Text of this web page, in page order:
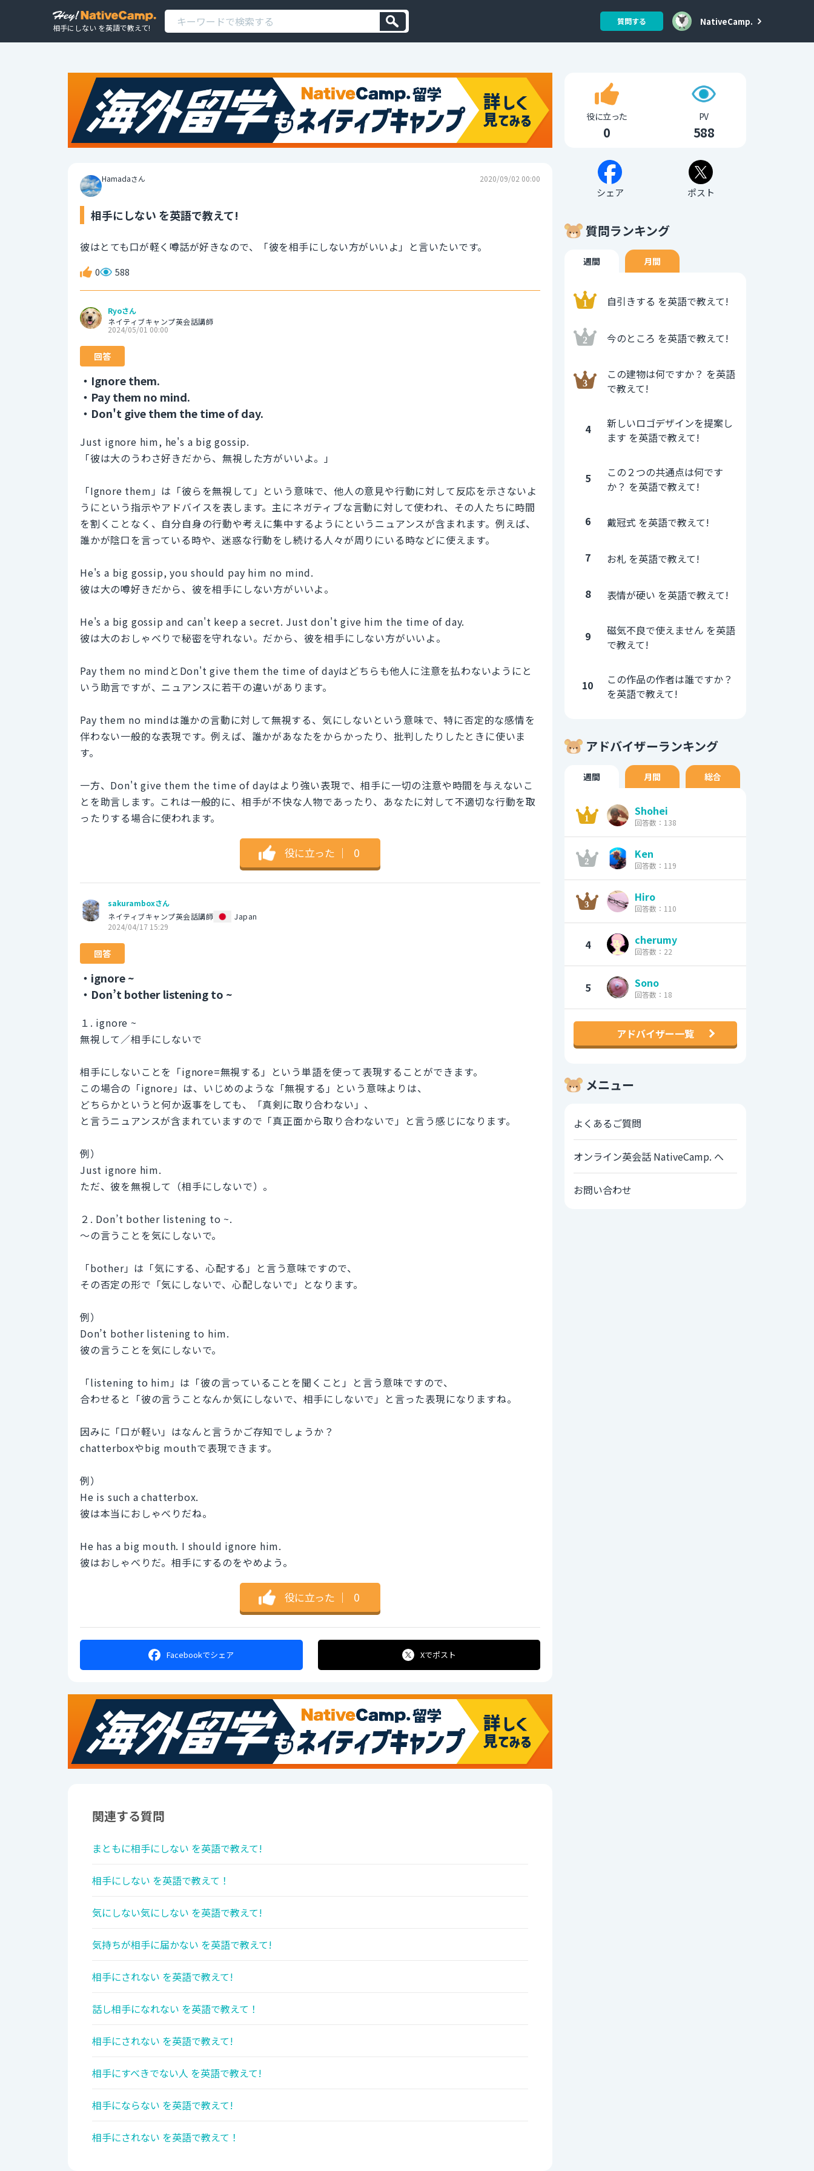
相手にしない を英語で教えて!
質問する NativeCamp.
Hamadaさん 2020/09/02 00:00
相手にしない を英語で教えて!
彼はとても口が軽く噂話が好きなので、「彼を相手にしない方がいいよ」と言いたいです。
0 588
Ryoさん
ネイティブキャンプ英会話講師
2024/05/01 00:00
回答
・Ignore them.
・Pay them no mind.
・Don't give them the time of day.
Just ignore him, he's a big gossip.
「彼は大のうわさ好きだから、無視した方がいいよ。」
「Ignore them」は「彼らを無視して」という意味で、他人の意見や行動に対して反応を示さないよ
うにという指示やアドバイスを表します。主にネガティブな言動に対して使われ、その人たちに時間
を割くことなく、自分自身の行動や考えに集中するようにというニュアンスが含まれます。例えば、
誰かが陰口を言っている時や、迷惑な行動をし続ける人々が周りにいる時などに使えます。
He's a big gossip, you should pay him no mind.
彼は大の噂好きだから、彼を相手にしない方がいいよ。
He's a big gossip and can't keep a secret. Just don't give him the time of day.
彼は大のおしゃべりで秘密を守れない。だから、彼を相手にしない方がいいよ。
Pay them no mindとDon't give them the time of dayはどちらも他人に注意を払わないようにと
いう助言ですが、ニュアンスに若干の違いがあります。
Pay them no mindは誰かの言動に対して無視する、気にしないという意味で、特に否定的な感情を
伴わない一般的な表現です。例えば、誰かがあなたをからかったり、批判したりしたときに使いま
す。
一方、Don't give them the time of dayはより強い表現で、相手に一切の注意や時間を与えないこ
とを助言します。これは一般的に、相手が不快な人物であったり、あなたに対して不適切な行動を取
ったりする場合に使われます。
役に立った ｜ 0
sakuramboxさん
ネイティブキャンプ英会話講師
Japan
2024/04/17 15:29
回答
・ignore ~
・Don’t bother listening to ~
１. ignore ~
無視して／相手にしないで
相手にしないことを「ignore=無視する」という単語を使って表現することができます。
この場合の「ignore」は、いじめのような「無視する」という意味よりは、
どちらかというと何か返事をしても、「真剣に取り合わない」、
と言うニュアンスが含まれていますので「真正面から取り合わないで」と言う感じになります。
例）
Just ignore him.
ただ、彼を無視して（相手にしないで）。
２. Don’t bother listening to ~.
〜の言うことを気にしないで。
「bother」は「気にする、心配する」と言う意味ですので、
その否定の形で「気にしないで、心配しないで」となります。
例）
Don’t bother listening to him.
彼の言うことを気にしないで。
「listening to him」は「彼の言っていることを聞くこと」と言う意味ですので、
合わせると「彼の言うことなんか気にしないで、相手にしないで」と言った表現になりますね。
因みに「口が軽い」はなんと言うかご存知でしょうか？
chatterboxやbig mouthで表現できます。
例）
He is such a chatterbox.
彼は本当におしゃべりだね。
He has a big mouth. I should ignore him.
彼はおしゃべりだ。相手にするのをやめよう。
役に立った ｜ 0
Facebookでシェア Xでポスト
関連する質問
まともに相手にしない を英語で教えて!
相手にしない を英語で教えて！
気にしない気にしない を英語で教えて!
気持ちが相手に届かない を英語で教えて!
相手にされない を英語で教えて!
話し相手になれない を英語で教えて！
相手にされない を英語で教えて!
相手にすべきでない人 を英語で教えて!
相手にならない を英語で教えて!
相手にされない を英語で教えて！
役に立った
0
PV
588
シェア ポスト
質問ランキング
週間 月間
自引きする を英語で教えて!
今のところ を英語で教えて!
この建物は何ですか？ を英語
で教えて!
4
新しいロゴデザインを提案し
ます を英語で教えて!
5
この２つの共通点は何です
か？ を英語で教えて!
6 戴冠式 を英語で教えて!
7 お札 を英語で教えて!
8 表情が硬い を英語で教えて!
9
磁気不良で使えません を英語
で教えて!
10
この作品の作者は誰ですか？
を英語で教えて!
アドバイザーランキング
週間 月間 総合
Shohei
回答数：138
Ken
回答数：119
Hiro
回答数：110
4 cherumy
回答数：22
5 Sono
回答数：18
アドバイザー一覧
メニュー
よくあるご質問
オンライン英会話 NativeCamp. へ
お問い合わせ